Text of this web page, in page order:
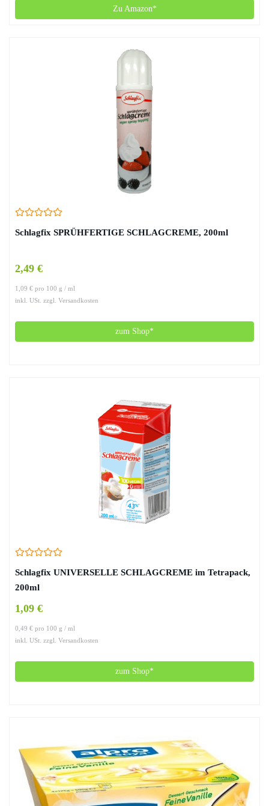
Zu Amazon*
Schlagfix SPRÜHFERTIGE SCHLAGCREME, 200ml
2,49 €
1,09 € pro 100 g / ml
inkl. USt. zzgl. Versandkosten
zum Shop*
Schlagfix UNIVERSELLE SCHLAGCREME im Tetrapack,
200ml
1,09 €
0,49 € pro 100 g / ml
inkl. USt. zzgl. Versandkosten
zum Shop*